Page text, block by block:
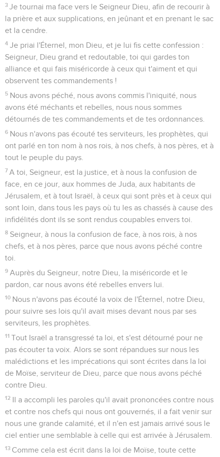
3 Je tournai ma face vers le Seigneur Dieu, afin de recourir à
la prière et aux supplications, en jeûnant et en prenant le sac
et la cendre.
4 Je priai l'Éternel, mon Dieu, et je lui fis cette confession :
Seigneur, Dieu grand et redoutable, toi qui gardes ton
alliance et qui fais miséricorde à ceux qui t'aiment et qui
observent tes commandements !
5 Nous avons péché, nous avons commis l'iniquité, nous
avons été méchants et rebelles, nous nous sommes
détournés de tes commandements et de tes ordonnances.
6 Nous n'avons pas écouté tes serviteurs, les prophètes, qui
ont parlé en ton nom à nos rois, à nos chefs, à nos pères, et à
tout le peuple du pays.
7 A toi, Seigneur, est la justice, et à nous la confusion de
face, en ce jour, aux hommes de Juda, aux habitants de
Jérusalem, et à tout Israël, à ceux qui sont près et à ceux qui
sont loin, dans tous les pays où tu les as chassés à cause des
infidélités dont ils se sont rendus coupables envers toi.
8 Seigneur, à nous la confusion de face, à nos rois, à nos
chefs, et à nos pères, parce que nous avons péché contre
toi.
9 Auprès du Seigneur, notre Dieu, la miséricorde et le
pardon, car nous avons été rebelles envers lui.
10 Nous n'avons pas écouté la voix de l'Éternel, notre Dieu,
pour suivre ses lois qu'il avait mises devant nous par ses
serviteurs, les prophètes.
11 Tout Israël a transgressé ta loi, et s'est détourné pour ne
pas écouter ta voix. Alors se sont répandues sur nous les
malédictions et les imprécations qui sont écrites dans la loi
de Moïse, serviteur de Dieu, parce que nous avons péché
contre Dieu.
12 Il a accompli les paroles qu'il avait prononcées contre nous
et contre nos chefs qui nous ont gouvernés, il a fait venir sur
nous une grande calamité, et il n'en est jamais arrivé sous le
ciel entier une semblable à celle qui est arrivée à Jérusalem.
13 Comme cela est écrit dans la loi de Moïse, toute cette